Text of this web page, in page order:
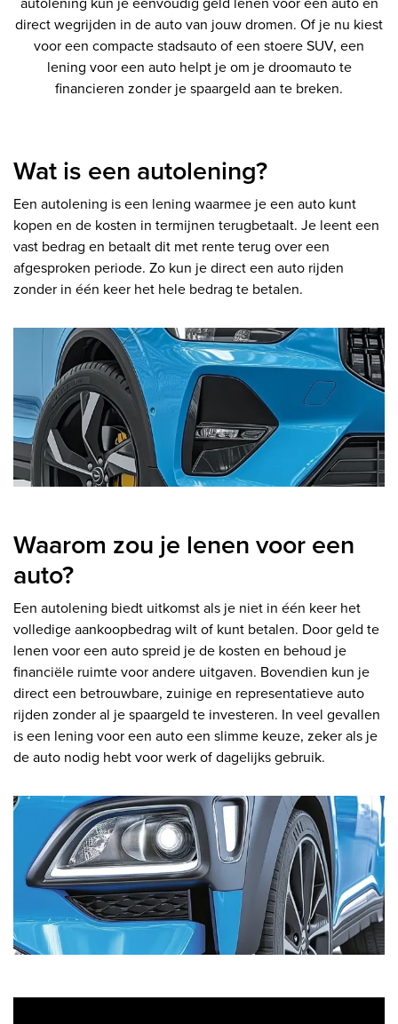
direct wegrijden in de auto van jouw dromen. Of je nu kiest
voor een compacte stadsauto of een stoere SUV, een
lening voor een auto helpt je om je droomauto te
financieren zonder je spaargeld aan te breken.
Wat is een autolening?
Een autolening is een lening waarmee je een auto kunt
kopen en de kosten in termijnen terugbetaalt. Je leent een
vast bedrag en betaalt dit met rente terug over een
afgesproken periode. Zo kun je direct een auto rijden
zonder in één keer het hele bedrag te betalen.
Waarom zou je lenen voor een
auto?
Een autolening biedt uitkomst als je niet in één keer het
volledige aankoopbedrag wilt of kunt betalen. Door geld te
lenen voor een auto spreid je de kosten en behoud je
financiële ruimte voor andere uitgaven. Bovendien kun je
direct een betrouwbare, zuinige en representatieve auto
rijden zonder al je spaargeld te investeren. In veel gevallen
is een lening voor een auto een slimme keuze, zeker als je
de auto nodig hebt voor werk of dagelijks gebruik.